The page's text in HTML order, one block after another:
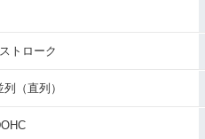
トローク
列（直列）